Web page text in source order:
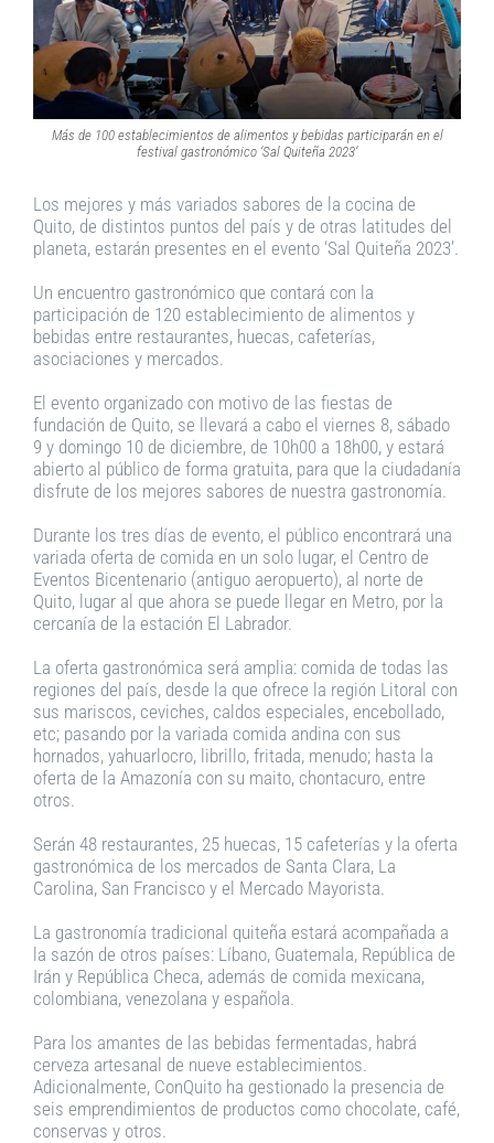
Más de 100 establecimientos de alimentos y bebidas participarán en el
festival gastronómico ‘Sal Quiteña 2023’
Los mejores y más variados sabores de la cocina de
Quito, de distintos puntos del país y de otras latitudes del
planeta, estarán presentes en el evento ‘Sal Quiteña 2023’.
Un encuentro gastronómico que contará con la
participación de 120 establecimiento de alimentos y
bebidas entre restaurantes, huecas, cafeterías,
asociaciones y mercados.
El evento organizado con motivo de las fiestas de
fundación de Quito, se llevará a cabo el viernes 8, sábado
9 y domingo 10 de diciembre, de 10h00 a 18h00, y estará
abierto al público de forma gratuita, para que la ciudadanía
disfrute de los mejores sabores de nuestra gastronomía.
Durante los tres días de evento, el público encontrará una
variada oferta de comida en un solo lugar, el Centro de
Eventos Bicentenario (antiguo aeropuerto), al norte de
Quito, lugar al que ahora se puede llegar en Metro, por la
cercanía de la estación El Labrador.
La oferta gastronómica será amplia: comida de todas las
regiones del país, desde la que ofrece la región Litoral con
sus mariscos, ceviches, caldos especiales, encebollado,
etc; pasando por la variada comida andina con sus
hornados, yahuarlocro, librillo, fritada, menudo; hasta la
oferta de la Amazonía con su maito, chontacuro, entre
otros.
Serán 48 restaurantes, 25 huecas, 15 cafeterías y la oferta
gastronómica de los mercados de Santa Clara, La
Carolina, San Francisco y el Mercado Mayorista.
La gastronomía tradicional quiteña estará acompañada a
la sazón de otros países: Líbano, Guatemala, República de
Irán y República Checa, además de comida mexicana,
colombiana, venezolana y española.
Para los amantes de las bebidas fermentadas, habrá
cerveza artesanal de nueve establecimientos.
Adicionalmente, ConQuito ha gestionado la presencia de
seis emprendimientos de productos como chocolate, café,
conservas y otros.